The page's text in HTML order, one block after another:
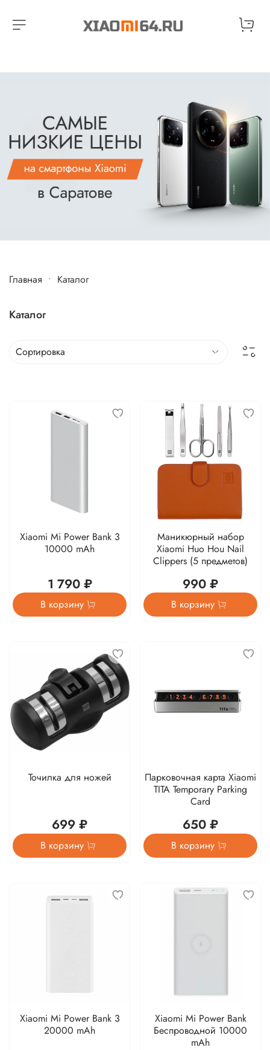
Главная Каталог
Каталог
Xiaomi Mi Power Bank 3
10000 mAh
1 790 ₽
В корзину
Маникюрный набор
Xiaomi Huo Hou Nail
Clippers (5 предметов)
990 ₽
В корзину
Точилка для ножей
699 ₽
В корзину
Парковочная карта Xiaomi
TITA Temporary Parking
Card
650 ₽
В корзину
Xiaomi Mi Power Bank 3
20000 mAh
Xiaomi Mi Power Bank
Беспроводной 10000
mAh